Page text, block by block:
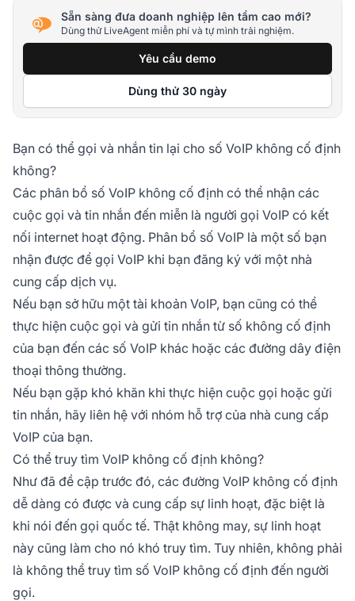
Sẵn sàng đưa doanh nghiệp lên tầm cao mới?
Dùng thử LiveAgent miễn phí và tự mình trải nghiệm.
Yêu cầu demo
Dùng thử 30 ngày
Bạn có thể gọi và nhắn tin lại cho số VoIP không cố định
không?
Các phân bổ số VoIP không cố định có thể nhận các
cuộc gọi và tin nhắn đến miễn là người gọi VoIP có kết
nối internet hoạt động. Phân bổ số VoIP là một số bạn
nhận được để gọi VoIP khi bạn đăng ký với một nhà
cung cấp dịch vụ.
Nếu bạn sở hữu một tài khoản VoIP, bạn cũng có thể
thực hiện cuộc gọi và gửi tin nhắn từ số không cố định
của bạn đến các số VoIP khác hoặc các đường dây điện
thoại thông thường.
Nếu bạn gặp khó khăn khi thực hiện cuộc gọi hoặc gửi
tin nhắn, hãy liên hệ với nhóm hỗ trợ của nhà cung cấp
VoIP của bạn.
Có thể truy tìm VoIP không cố định không?
Như đã đề cập trước đó, các đường VoIP không cố định
dễ dàng có được và cung cấp sự linh hoạt, đặc biệt là
khi nói đến gọi quốc tế. Thật không may, sự linh hoạt
này cũng làm cho nó khó truy tìm. Tuy nhiên, không phải
là không thể truy tìm số VoIP không cố định đến người
gọi.